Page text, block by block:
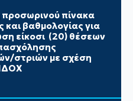
πίνακα
και βαθμολογίας για
είκοσι (20) θέσεων
στριών με σχέση